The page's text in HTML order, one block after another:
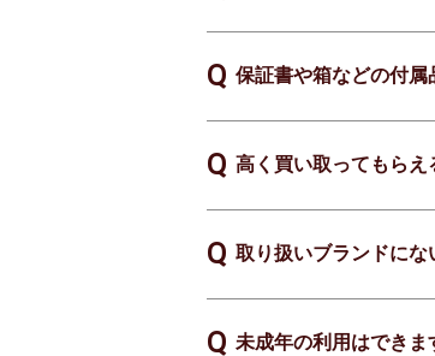
保証書や箱などの付属
高く買い取ってもらえ
取り扱いブランドにな
未成年の利用はできま